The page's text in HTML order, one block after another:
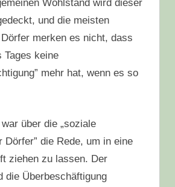
Wohlstand wird dieser
und die meisten
Dörfer merken es nicht, dass
Tages keine
mehr hat, wenn es so
über die „soziale
Dörfer” die Rede, um in eine
ziehen zu lassen. Der
die Überbeschäftigung